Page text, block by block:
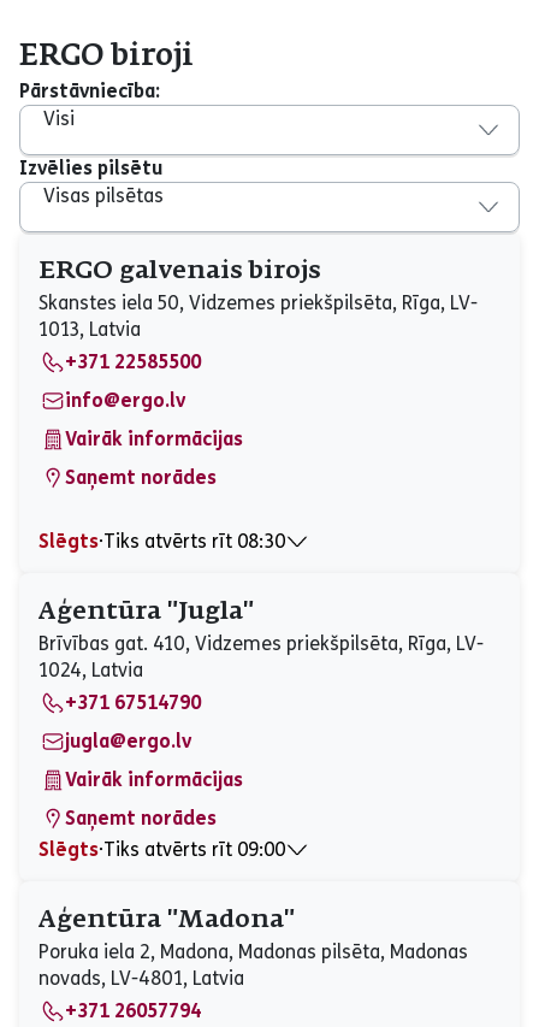
ERGO biroji
Pārstāvniecība:
Visi
Izvēlies pilsētu
Visas pilsētas
ERGO galvenais birojs
Skanstes iela 50, Vidzemes priekšpilsēta, Rīga, LV-
1013, Latvia
+371 22585500
info@ergo.lv
Vairāk informācijas
Saņemt norādes
Slēgts⋅Tiks atvērts rīt 08:30
Otrdiena
08:30 - 17:00
Trešdiena
08:30 - 17:00
Ceturtdiena
08:30 - 17:00
Piektdiena
Sestdiena
Slēgts
Svētdiena
Slēgts
Aģentūra "Jugla"
Brīvības gat. 410, Vidzemes priekšpilsēta, Rīga, LV-
1024, Latvia
+371 67514790
jugla@ergo.lv
Vairāk informācijas
Saņemt norādes
Slēgts⋅Tiks atvērts rīt 09:00
Otrdiena
09:00 - 17:00
Trešdiena
09:00 - 17:00
Ceturtdiena
09:00 - 17:00
Piektdiena
09:00 - 17:00
Sestdiena
Slēgts
Aģentūra "Madona"
Poruka iela 2, Madona, Madonas pilsēta, Madonas
novads, LV-4801, Latvia
+371 26057794